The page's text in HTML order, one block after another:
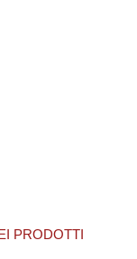
PRODOTTI